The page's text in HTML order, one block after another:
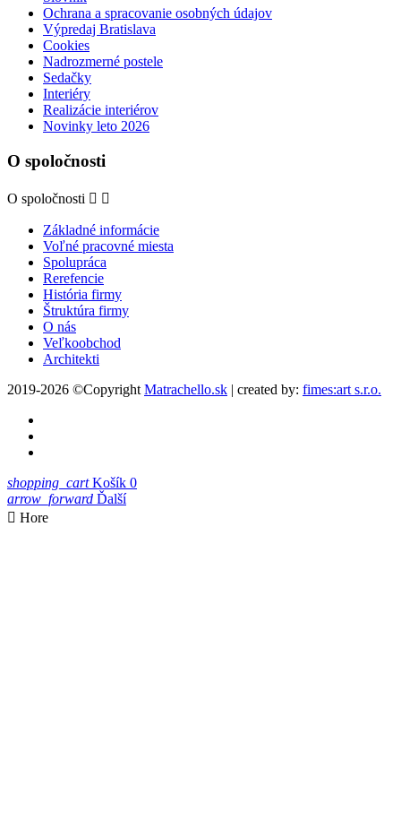
Ochrana a spracovanie osobných údajov
Výpredaj Bratislava
Cookies
Nadrozmerné postele
Sedačky
Interiéry
Realizácie interiérov
Novinky leto 2026
O spoločnosti
O spoločnosti  
Základné informácie
Voľné pracovné miesta
Spolupráca
Rerefencie
História firmy
Štruktúra firmy
O nás
Veľkoobchod
Architekti
2019-2026 ©Copyright Matrachello.sk | created by: fimes:art s.r.o.
shopping_cart Košík 0
arrow_forward Ďalší
 Hore